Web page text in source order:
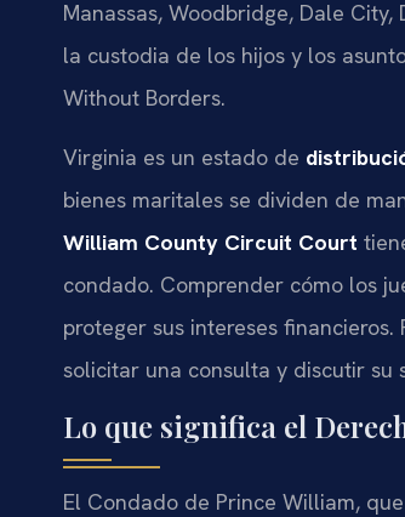
Manassas, Woodbridge, Dale
la custodia de los hijos y los
Without Borders.
Virginia es un estado de
bienes maritales se dividen de
William County Circuit Court
condado. Comprender cómo los
proteger sus intereses
solicitar una consulta y discutir su
Lo que significa el
El Condado de Prince William,